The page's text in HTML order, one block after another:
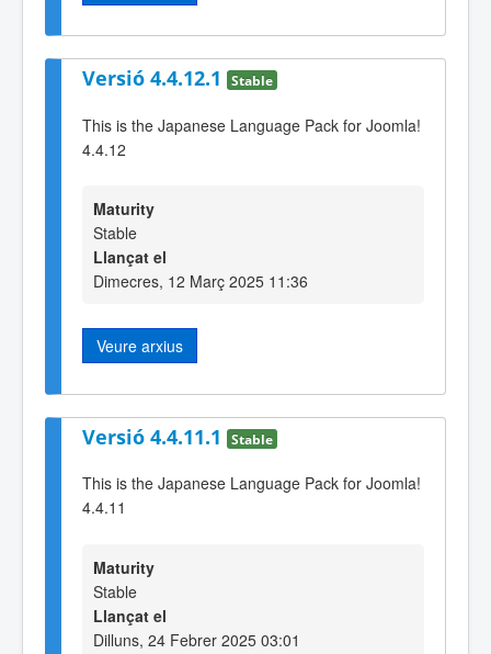
Versió 4.4.12.1 Stable
This is the Japanese Language Pack for Joomla!
4.4.12
Maturity
Stable
Llançat el
Dimecres, 12 Març 2025 11:36
Veure arxius
Versió 4.4.11.1 Stable
This is the Japanese Language Pack for Joomla!
4.4.11
Maturity
Stable
Llançat el
Dilluns, 24 Febrer 2025 03:01